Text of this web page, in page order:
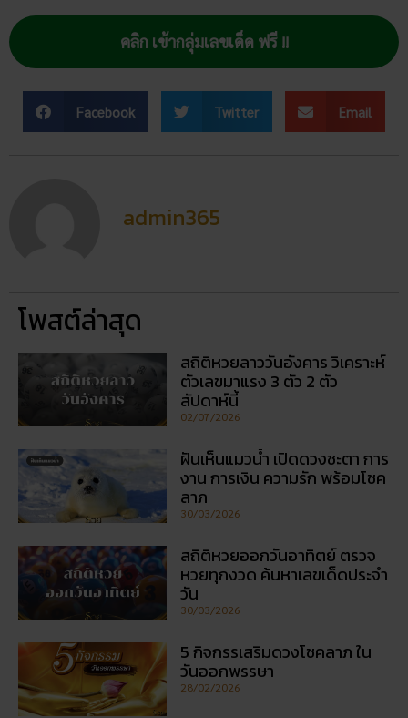
คลิก เข้ากลุ่มเลขเด็ด ฟรี !!
Facebook Twitter Email
admin365
โพสต์ล่าสุด
สถิติหวยลาววันอังคาร วิเคราะห์
ตัวเลขมาแรง 3 ตัว 2 ตัว
สัปดาห์นี้
02/07/2026
ฝันเห็นแมวน้ำ เปิดดวงชะตา การ
งาน การเงิน ความรัก พร้อมโชค
ลาภ
30/03/2026
สถิติหวยออกวันอาทิตย์ ตรวจ
หวยทุกงวด ค้นหาเลขเด็ดประจำ
วัน
30/03/2026
5 กิจกรรเสริมดวงโชคลาภ ใน
วันออกพรรษา
28/02/2026